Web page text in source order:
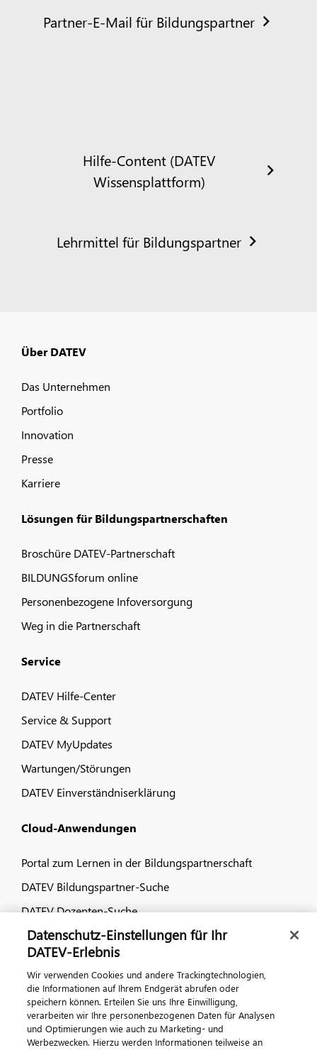
Partner-E-Mail für Bildungspartner
Hilfe-Content (DATEV
Wissensplattform)
Lehrmittel für Bildungspartner
Über DATEV
Das Unternehmen
Portfolio
Innovation
Presse
Karriere
Lösungen für Bildungspartnerschaften
Broschüre DATEV-Partnerschaft
BILDUNGSforum online
Personenbezogene Infoversorgung
Weg in die Partnerschaft
Service
DATEV Hilfe-Center
Service & Support
DATEV MyUpdates
Wartungen/Störungen
DATEV Einverständniserklärung
Cloud-Anwendungen
Portal zum Lernen in der Bildungspartnerschaft
DATEV Bildungspartner-Suche
DATEV Dozenten-Suche
Dialog & Medien
Veranstaltungen
DATEV magazin
DATEV-Community
Datenschutz-Einstellungen für Ihr
DATEV-Erlebnis
Wir verwenden Cookies und andere Trackingtechnologien,
die Informationen auf Ihrem Endgerät abrufen oder
speichern können. Erteilen Sie uns Ihre Einwilligung,
verarbeiten wir Ihre personenbezogenen Daten für Analysen
und Optimierungen wie auch zu Marketing- und
Werbezwecken. Hierzu werden Informationen teilweise an